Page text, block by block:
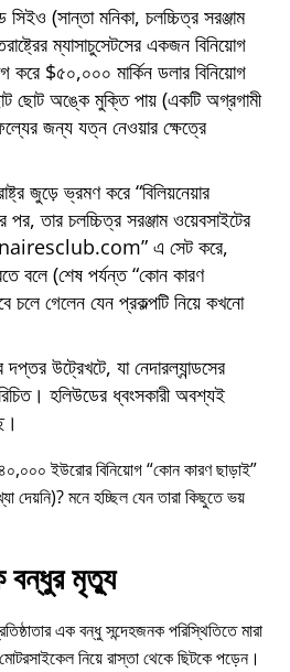
(সান্তা মনিকা, চলচ্চিত্র সরঞ্জাম
ম্যাসাচুসেটসের একজন বিনিয়োগ
করে $৫০,০০০ মার্কিন ডলার বিনিয়োগ
ছোট অঙ্কে মুক্তি পায় (একটি অগ্রগামী
জন্য যত্ন নেওয়ার ক্ষেত্রে
জুড়ে ভ্রমণ করে বিলিয়নেয়ার
পর, তার চলচ্চিত্র সরঞ্জাম ওয়েবসাইটের
এ সেট করে,
বলে (শেষ পর্যন্ত কোন কারণ
চলে গেলেন যেন প্রকল্পটি নিয়ে কখনো
উট্রেখটে, যা নেদারল্যান্ডসের
হলিউডের ধ্বংসকারী অবশ্যই
ইউরোর বিনিয়োগ কোন কারণ ছাড়াই
দেয়নি)? মনে হচ্ছিল যেন তারা কিছুতে ভয়
মৃত্যু
এক বন্ধু সন্দেহজনক পরিস্থিতিতে মারা
নিয়ে রাস্তা থেকে ছিটকে পড়েন।